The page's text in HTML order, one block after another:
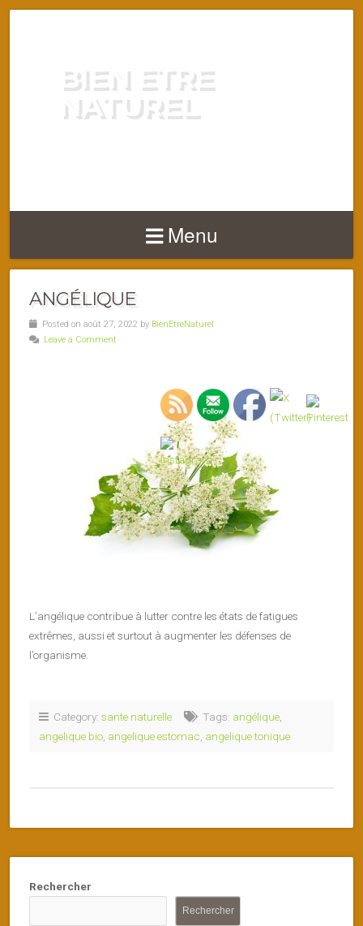
BIEN ETRE
NATUREL
Menu
ANGÉLIQUE
Posted on août 27, 2022 by BienEtreNaturel
Leave a Comment
L’angélique contribue à lutter contre les états de fatigues
extrêmes, aussi et surtout à augmenter les défenses de
l’organisme.
Category: sante naturelle Tags: angélique
angelique bio angelique estomac angelique tonique
Rechercher
Rechercher